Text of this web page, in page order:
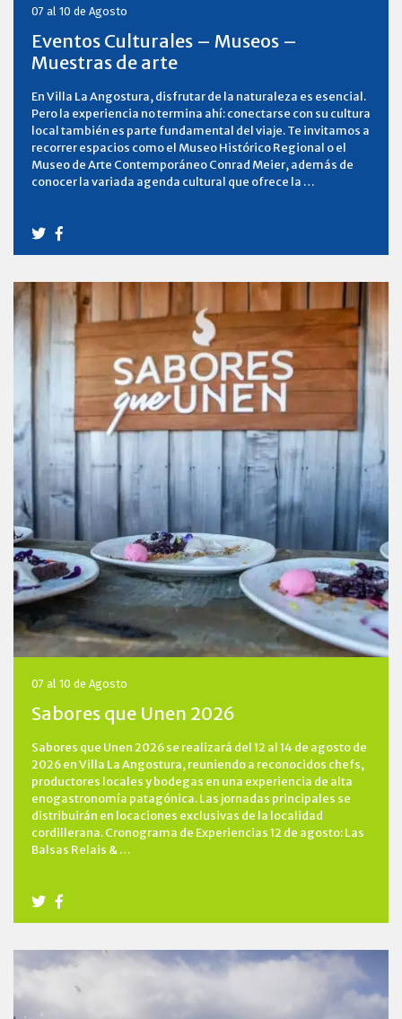
07 al 10 de Agosto
Eventos Culturales – Museos –
Muestras de arte
En Villa La Angostura, disfrutar de la naturaleza es esencial.
Pero la experiencia no termina ahí: conectarse con su cultura
local también es parte fundamental del viaje. Te invitamos a
recorrer espacios como el Museo Histórico Regional o el
Museo de Arte Contemporáneo Conrad Meier, además de
conocer la variada agenda cultural que ofrece la …
07 al 10 de Agosto
Sabores que Unen 2026
Sabores que Unen 2026 se realizará del 12 al 14 de agosto de
2026 en Villa La Angostura, reuniendo a reconocidos chefs,
productores locales y bodegas en una experiencia de alta
enogastronomía patagónica. Las jornadas principales se
distribuirán en locaciones exclusivas de la localidad
cordillerana. Cronograma de Experiencias 12 de agosto: Las
Balsas Relais & …